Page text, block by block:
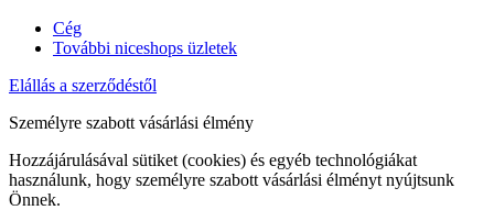
Cég
További niceshops üzletek
Elállás a szerződéstől
Személyre szabott vásárlási élmény
Hozzájárulásával sütiket (cookies) és egyéb technológiákat
használunk, hogy személyre szabott vásárlási élményt nyújtsunk
Önnek.